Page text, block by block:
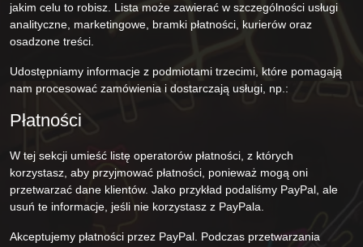
jakim celu to robisz. Lista może zawierać w szczególności usługi
analityczne, marketingowe, bramki płatności, kurierów oraz
osadzone treści.
Udostępniamy informacje z podmiotami trzecimi, które pomagają
nam procesować zamówienia i dostarczają usługi, np.:
Płatności
W tej sekcji umieść listę operatorów płatności, z których
korzystasz, aby przyjmować płatności, ponieważ mogą oni
przetwarzać dane klientów. Jako przykład podaliśmy PayPal, ale
usuń te informacje, jeśli nie korzystasz z PayPala.
Akceptujemy płatności przez PayPal. Podczas przetwarzania